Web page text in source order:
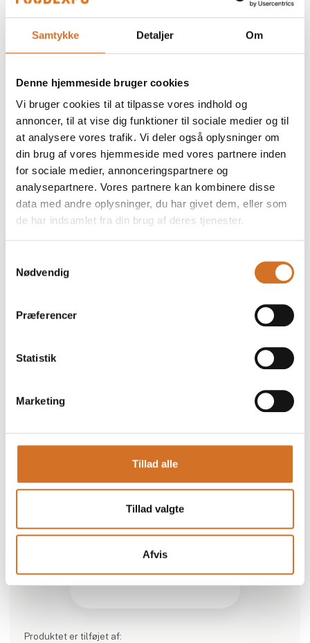
Samtykke Detaljer Om
Denne hjemmeside bruger cookies
Vi bruger cookies til at tilpasse vores indhold og
annoncer, til at vise dig funktioner til sociale medier og til
at analysere vores trafik. Vi deler også oplysninger om
din brug af vores hjemmeside med vores partnere inden
for sociale medier, annonceringspartnere og
analysepartnere. Vores partnere kan kombinere disse
data med andre oplysninger, du har givet dem, eller som
de har indsamlet fra din brug af deres tjenester.
Nødvendig
Præferencer
Statistik
Marketing
Tillad alle
Tillad valgte
Afvis
Flere produkter fra Yolo Chai
På messen
Yolo Chai Sticky Brew
På messen
Yolo Chai Spice Sprinkle
Yolo Sparkling Chai
Foodexpo
Dette produkt kan opleves på udstillerens stand på messen
Produktet er tilføjet af: